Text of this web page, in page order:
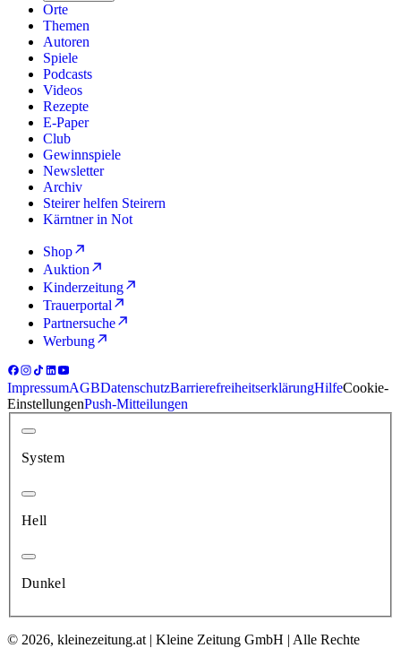
Orte
Themen
Autoren
Spiele
Podcasts
Videos
Rezepte
E-Paper
Club
Gewinnspiele
Newsletter
Archiv
Steirer helfen Steirern
Kärntner in Not
Shop
Auktion
Kinderzeitung
Trauerportal
Partnersuche
Werbung
ImpressumAGBDatenschutzBarrierefreiheitserklärungHilfeCookie-
EinstellungenPush-Mitteilungen
System
Hell
Dunkel
© 2026, kleinezeitung.at | Kleine Zeitung GmbH | Alle Rechte